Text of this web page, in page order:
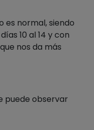
es normal, siendo
10 al 14 y con
nos da más
puede observar